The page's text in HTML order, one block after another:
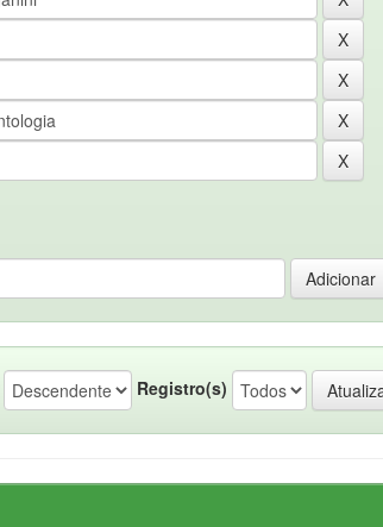
Registro(s)